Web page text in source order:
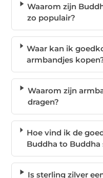
Waarom zijn
zo populair?
Waar kan ik
armbandjes
Waarom zijn
dragen?
Hoe vind ik de
Buddha to Buddha
Is sterling zilver